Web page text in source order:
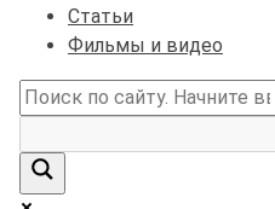
Статьи
Фильмы и видео